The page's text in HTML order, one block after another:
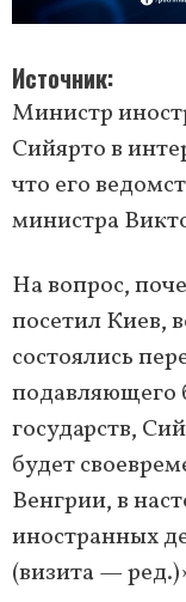
Источник
Министр
Сийярто в
что его
министра
На вопрос,
посетил Киев,
состоялись
подавляющего
государств,
будет
Венгрии, в
иностранных
(визита —